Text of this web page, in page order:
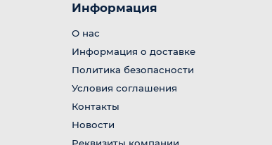
Информация
О нас
Информация о доставке
Политика безопасности
Условия соглашения
Контакты
Новости